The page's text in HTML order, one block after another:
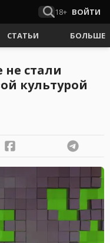
18+ ВОЙТИ
СТАТЬИ БОЛЬШЕ
стали
культурой